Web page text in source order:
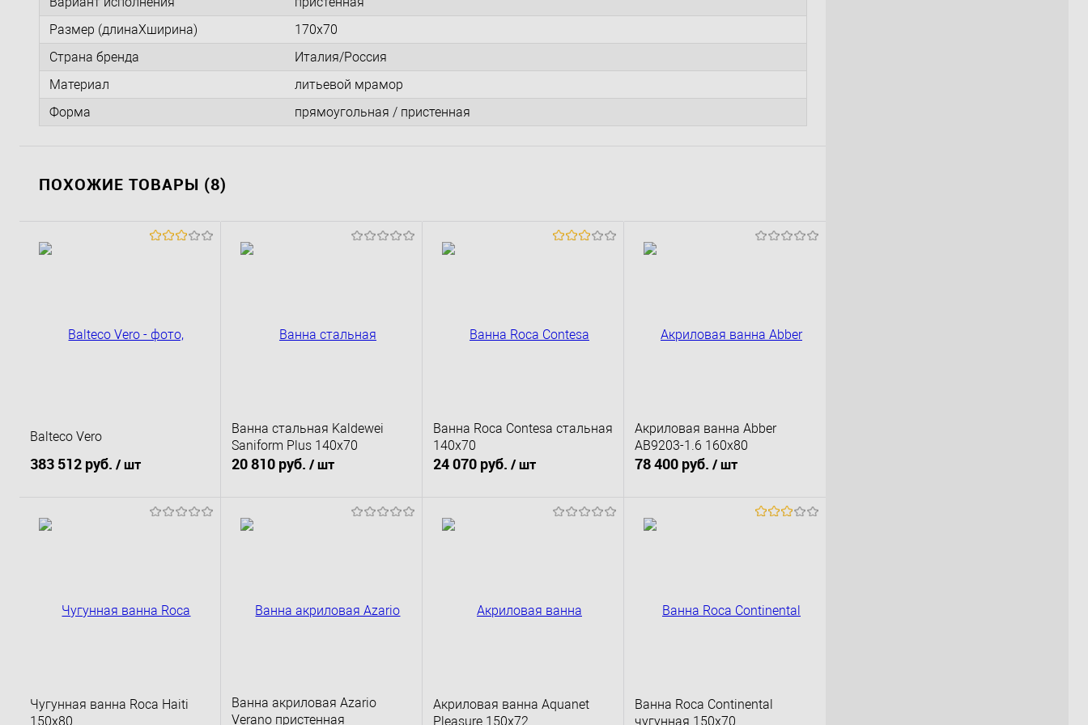
Размер (длинаXширина)
170x70
Страна бренда
Италия/Россия
Материал
литьевой мрамор
Форма
прямоугольная / пристенная
ПОХОЖИЕ ТОВАРЫ (8)
Balteco Vero
383 512 руб. / шт
Ванна стальная Kaldewei
Saniform Plus 140x70
20 810 руб. / шт
Ванна Roca Contesa стальная
140х70
24 070 руб. / шт
Акриловая ванна Abber
AB9203-1.6 160x80
78 400 руб. / шт
Чугунная ванна Roca Haiti
150x80
Ванна акриловая Azario
Verano пристенная
Акриловая ванна Aquanet
Pleasure 150x72
Ванна Roca Continental
чугунная 150x70